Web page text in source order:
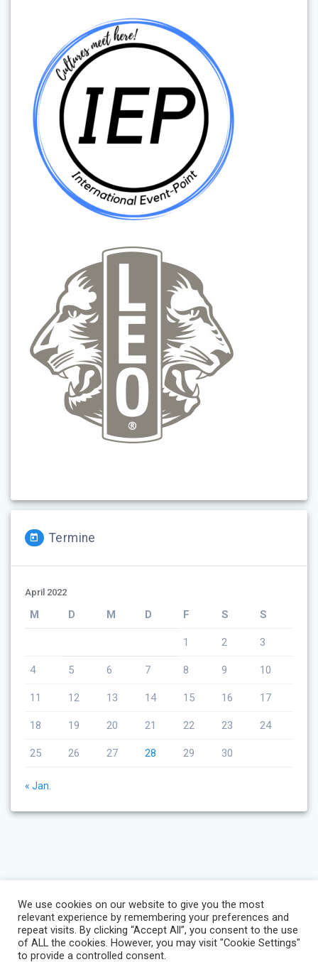
Termine
April 2022
M D M D F S S
1 2 3
4 5 6 7 8 9 10
11 12 13 14 15 16 17
18 19 20 21 22 23 24
25 26 27 28 29 30
« Jan.
We use cookies on our website to give you the most
relevant experience by remembering your preferences and
repeat visits. By clicking “Accept All”, you consent to the use
of ALL the cookies. However, you may visit "Cookie Settings"
to provide a controlled consent.